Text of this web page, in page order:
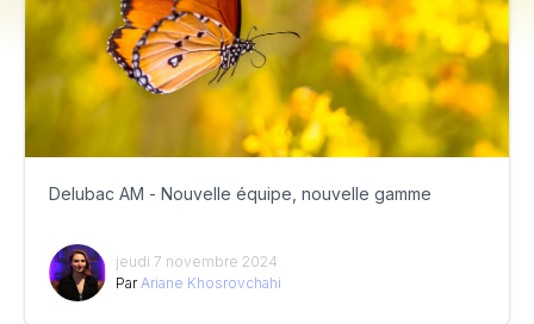
Delubac AM - Nouvelle équipe, nouvelle gamme
jeudi 7 novembre 2024
Par Ariane Khosrovchahi